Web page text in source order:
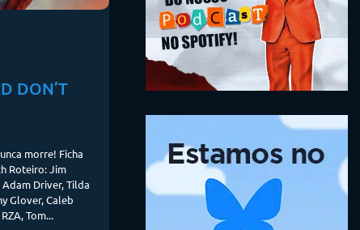
DON’T
morre! Ficha
Roteiro: Jim
Driver, Tilda
Glover, Caleb
Tom...